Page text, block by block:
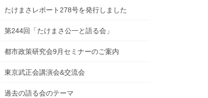
たけまさレポート278号を発行しました
第244回「たけまさ公一と語る会」
都市政策研究会9月セミナーのご案内
東京武正会講演会&交流会
過去の語る会のテーマ